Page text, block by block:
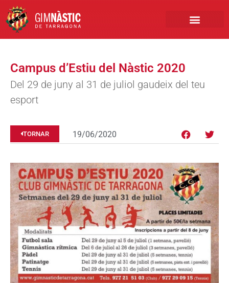
Campus d’Estiu del Nàstic 2020
Del 29 de juny al 31 de juliol gaudeix del teu
esport
TORNAR 19/06/2020